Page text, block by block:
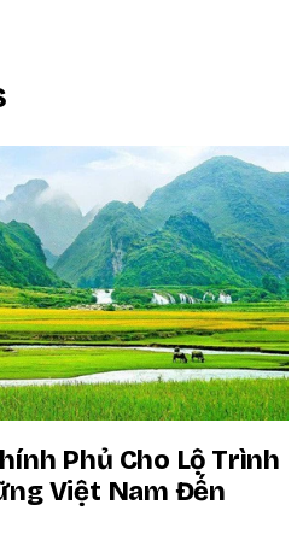
Phủ Cho Lộ Trình
Việt Nam Đến